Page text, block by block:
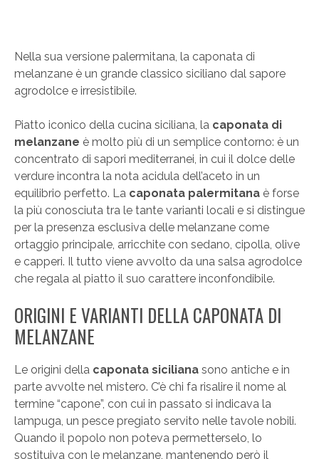
Nella sua versione palermitana, la caponata di
melanzane è un grande classico siciliano dal sapore
agrodolce e irresistibile.
Piatto iconico della cucina siciliana, la caponata di
melanzane è molto più di un semplice contorno: è un
concentrato di sapori mediterranei, in cui il dolce delle
verdure incontra la nota acidula dell’aceto in un
equilibrio perfetto. La caponata palermitana è forse
la più conosciuta tra le tante varianti locali e si distingue
per la presenza esclusiva delle melanzane come
ortaggio principale, arricchite con sedano, cipolla, olive
e capperi. Il tutto viene avvolto da una salsa agrodolce
che regala al piatto il suo carattere inconfondibile.
ORIGINI E VARIANTI DELLA CAPONATA DI
MELANZANE
Le origini della caponata siciliana sono antiche e in
parte avvolte nel mistero. C’è chi fa risalire il nome al
termine “capone”, con cui in passato si indicava la
lampuga, un pesce pregiato servito nelle tavole nobili.
Quando il popolo non poteva permetterselo, lo
sostituiva con le melanzane, mantenendo però il